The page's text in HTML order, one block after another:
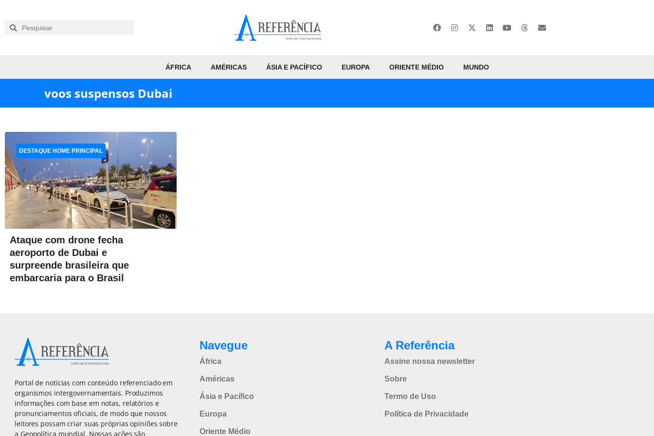
ÁFRICA AMÉRICAS ÁSIA E PACÍFICO EUROPA ORIENTE MÉDIO MUNDO
voos suspensos Dubai
Ataque com drone fecha
aeroporto de Dubai e
surpreende brasileira que
embarcaria para o Brasil
DESTAQUE HOME PRINCIPAL
Portal de notícias com conteúdo referenciado em
organismos intergovernamentais. Produzimos
informações com base em notas, relatórios e
pronunciamentos oficiais, de modo que nossos
leitores possam criar suas próprias opiniões sobre
a Geopolítica mundial. Nossas ações são
Navegue
África
Américas
Ásia e Pacífico
Europa
Oriente Médio
A Referência
Assine nossa newsletter
Sobre
Termo de Uso
Política de Privacidade